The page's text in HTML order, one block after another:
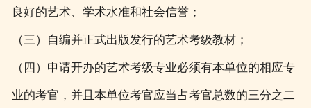
良好的艺术、学术水准和社会信誉；
（三）自编并正式出版发行的艺术考级教材；
（四）申请开办的艺术考级专业必须有本单位的相应专
业的考官，并且本单位考官应当占考官总数的三分之二